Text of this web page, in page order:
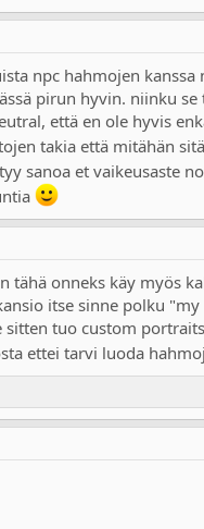
npc hahmojen
pirun hyvin. niinku
että en ole hyvis
takia että mitähän
sanoa et vaikeusaste
tähä onneks käy myös
itse sinne polku
tuo custom
ettei tarvi luoda